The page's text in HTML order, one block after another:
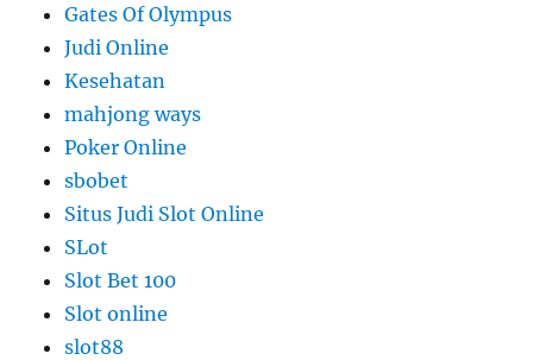
Gates Of Olympus
Judi Online
Kesehatan
mahjong ways
Poker Online
sbobet
Situs Judi Slot Online
SLot
Slot Bet 100
Slot online
slot88